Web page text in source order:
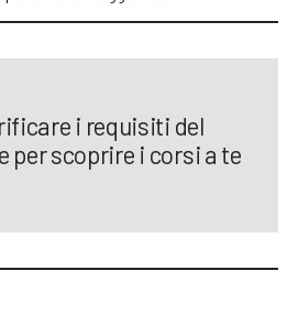
i requisiti del
per scoprire i corsi a te